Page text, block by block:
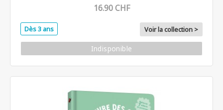
16.90 CHF
Dès 3 ans Voir la collection >
Indisponible